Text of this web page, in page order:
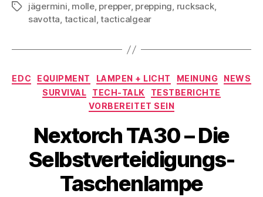
Schlagwörter
jägermini, molle, prepper, prepping, rucksack,
savotta, tactical,tacticalgear
Kategorien
EDC EQUIPMENT LAMPEN + LICHT MEINUNG
NEWS
SURVIVAL
TECH-TALK
TESTBERICHTE
VORBEREITET SEIN
Nextorch TA30 – Die
Selbstverteidigungs-
Taschenlampe